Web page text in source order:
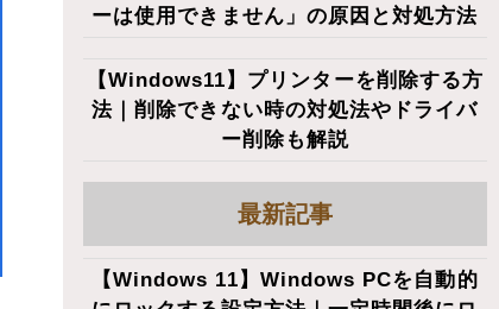
ーは使用できません」の原因と対処方法
【Windows11】プリンターを削除する方
法｜削除できない時の対処法やドライバ
ー削除も解説
最新記事
【Windows 11】Windows PCを自動的